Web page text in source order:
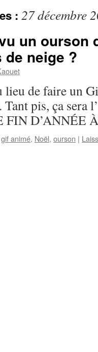
: 27 décembre
un ourson
neige ?
de faire un
pis, ça sera
FIN D’ANNÉE
gif animé, Noël, ourson |